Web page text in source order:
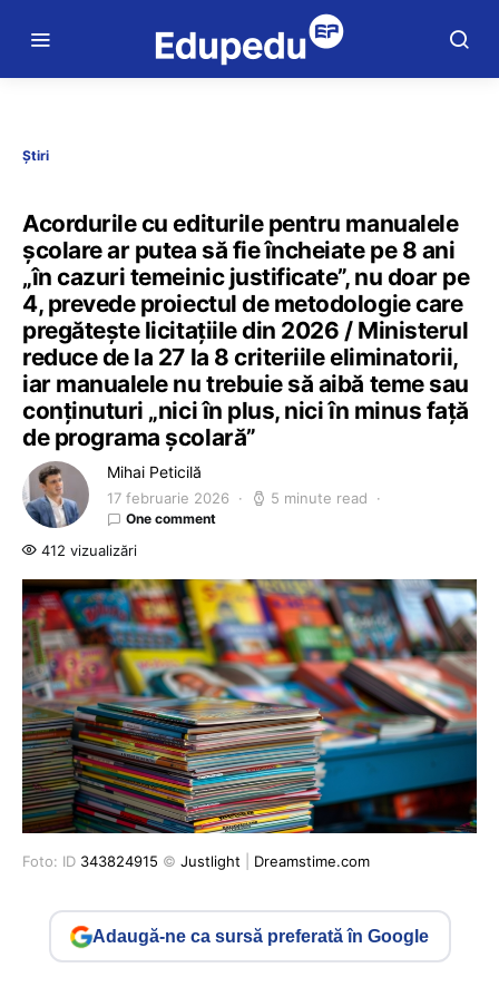
Știri
Acordurile cu editurile pentru manualele
școlare ar putea să fie încheiate pe 8 ani
„în cazuri temeinic justificate”, nu doar pe
4, prevede proiectul de metodologie care
pregătește licitațiile din 2026 / Ministerul
reduce de la 27 la 8 criteriile eliminatorii,
iar manualele nu trebuie să aibă teme sau
conținuturi „nici în plus, nici în minus față
de programa școlară”
Mihai Peticilă
17 februarie 2026 5 minute read
One comment
412 vizualizări
Foto: ID 343824915 © Justlight Dreamstime.com
Adaugă-ne ca sursă preferată în Google